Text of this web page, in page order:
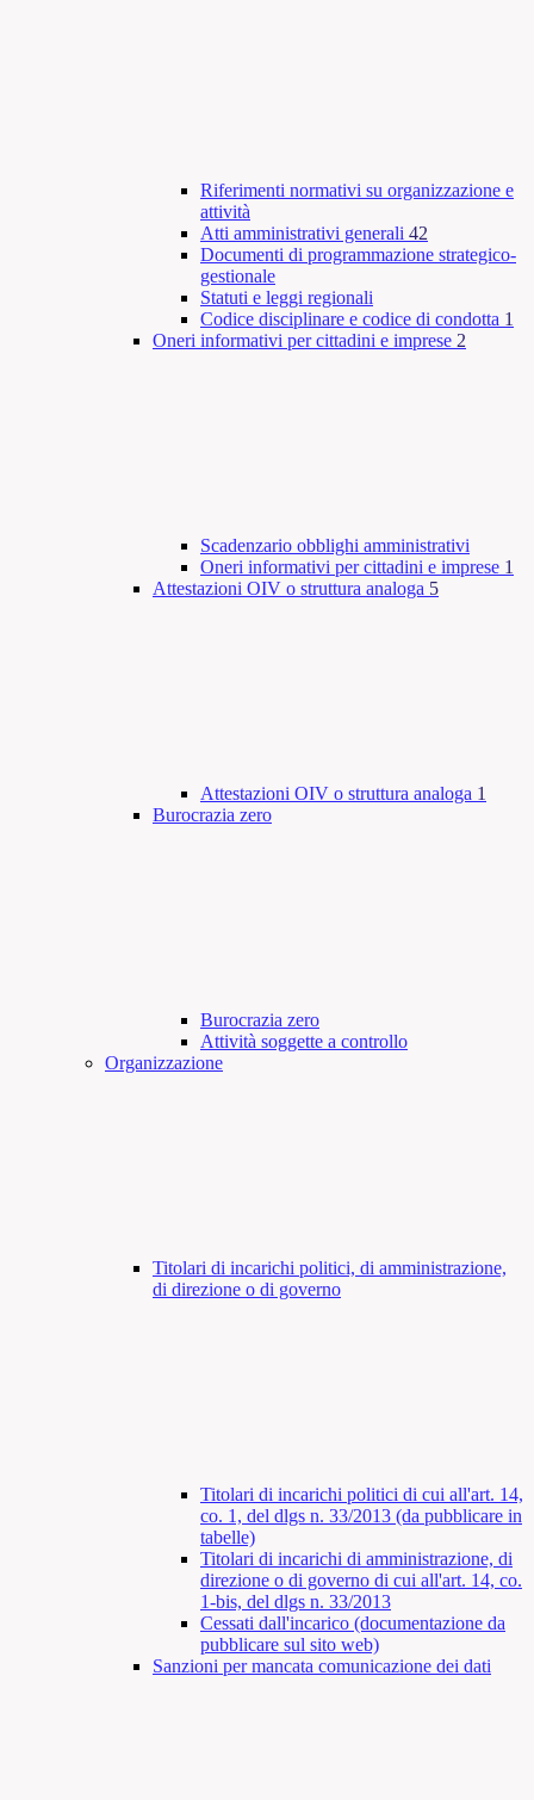
Riferimenti normativi su organizzazione e
attività
Atti amministrativi generali 42
Documenti di programmazione strategico-
gestionale
Statuti e leggi regionali
Codice disciplinare e codice di condotta 1
Oneri informativi per cittadini e imprese 2
Scadenzario obblighi amministrativi
Oneri informativi per cittadini e imprese 1
Attestazioni OIV o struttura analoga 5
Attestazioni OIV o struttura analoga 1
Burocrazia zero
Burocrazia zero
Attività soggette a controllo
Organizzazione
Titolari di incarichi politici, di amministrazione,
di direzione o di governo
Titolari di incarichi politici di cui all'art. 14,
co. 1, del dlgs n. 33/2013 (da pubblicare in
tabelle)
Titolari di incarichi di amministrazione, di
direzione o di governo di cui all'art. 14, co.
1-bis, del dlgs n. 33/2013
Cessati dall'incarico (documentazione da
pubblicare sul sito web)
Sanzioni per mancata comunicazione dei dati